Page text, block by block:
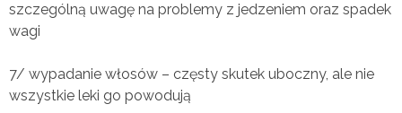
szczególną uwagę na problemy z jedzeniem oraz spadek
wagi
7/ wypadanie włosów – częsty skutek uboczny, ale nie
wszystkie leki go powodują